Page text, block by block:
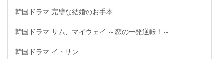
韓国ドラマ 完璧な結婚のお手本
韓国ドラマ サム、マイウェイ ～恋の一発逆転！～
韓国ドラマ イ・サン